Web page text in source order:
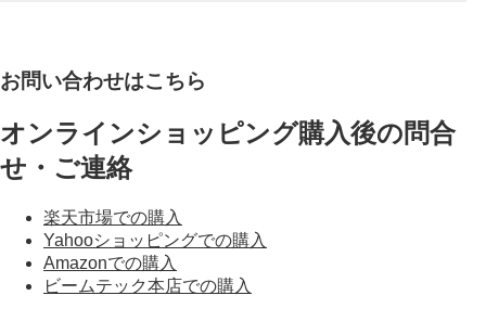
お問い合わせはこちら
オンラインショッピング購入後の問合
せ・ご連絡
楽天市場での購入
Yahooショッピングでの購入
Amazonでの購入
ビームテック本店での購入